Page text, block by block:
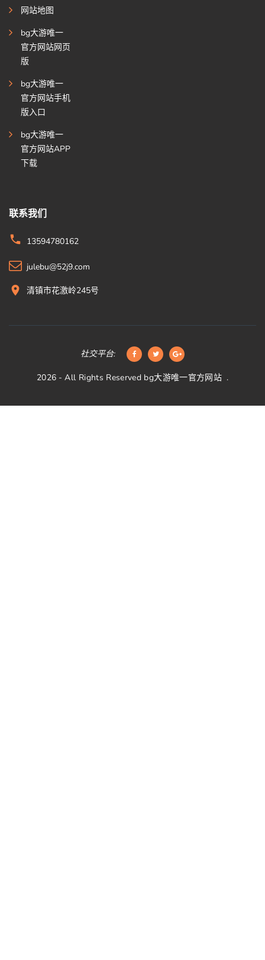
网站地图
bg大游唯一
官方网站网页
版
bg大游唯一
官方网站手机
版入口
bg大游唯一
官方网站APP
下载
联系我们
13594780162
julebu@52j9.com
清镇市花激岭245号
社交平台:
2026 - All Rights Reserved bg大游唯一官方网站 .